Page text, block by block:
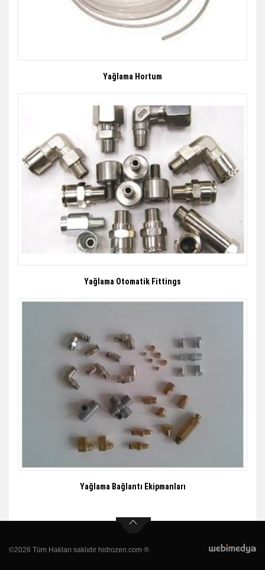
Yağlama Hortum
Yağlama Otomatik Fittings
Yağlama Bağlantı Ekipmanları
©2026 Tüm Hakları saklıdır hidrozen.com ®